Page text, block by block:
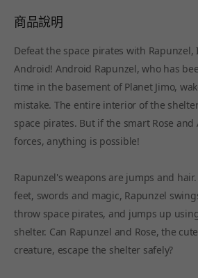
商品說明
Defeat the space pirates with
Android! Android Rapunzel, who has
time in the basement of Planet Jimo,
mistake. The entire interior of the
space pirates. But if the smart Rose
forces, anything is possible!
Rapunzel's weapons are jumps and
feet, swords and magic, Rapunzel
throw space pirates, and jumps up
shelter. Can Rapunzel and Rose, the
creature, escape the shelter safely?